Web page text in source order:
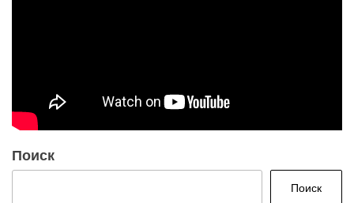
Поиск
Поиск